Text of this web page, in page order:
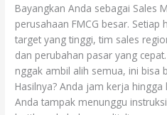
Bayangkan Anda sebagai Sales
perusahaan FMCG besar. Setiap
target yang tinggi, tim sales
dan perubahan pasar yang
nggak ambil alih semua, ini bisa
Hasilnya? Anda jam kerja
Anda tampak menunggu